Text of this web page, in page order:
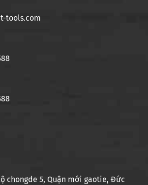
tools.com
chongde 5, Quận mới gaotie, Đức